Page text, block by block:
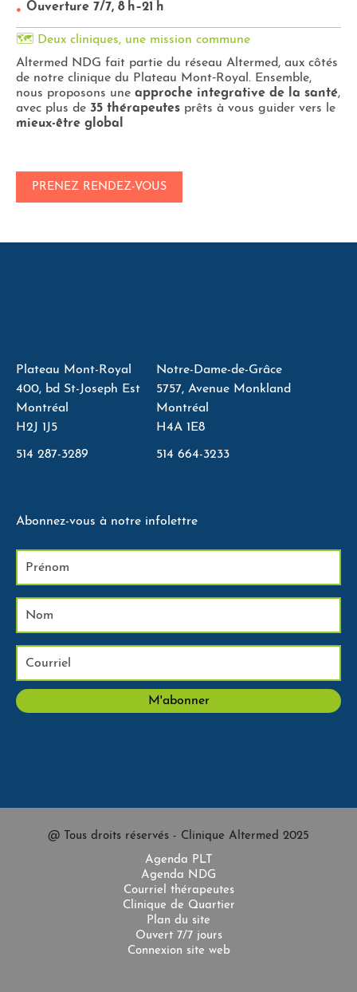
Ouverture 7/7, 8 h–21 h
🗺️ Deux cliniques, une mission commune
Altermed NDG fait partie du réseau Altermed, aux côtés
de notre clinique du Plateau Mont‑Royal. Ensemble,
nous proposons une approche integrative de la santé,
avec plus de 35 thérapeutes prêts à vous guider vers le
mieux-être global
PRENEZ RENDEZ-VOUS
Plateau Mont-Royal
400, bd St-Joseph Est
Montréal
H2J 1J5
514 287-3289
Notre-Dame-de-Grâce
5757, Avenue Monkland
Montréal
H4A 1E8
514 664-3233
Abonnez-vous à notre infolettre
@ Tous droits réservés - Clinique Altermed 2025
Agenda PLT
Agenda NDG
Courriel thérapeutes
Clinique de Quartier
Plan du site
Ouvert 7/7 jours
Connexion site web